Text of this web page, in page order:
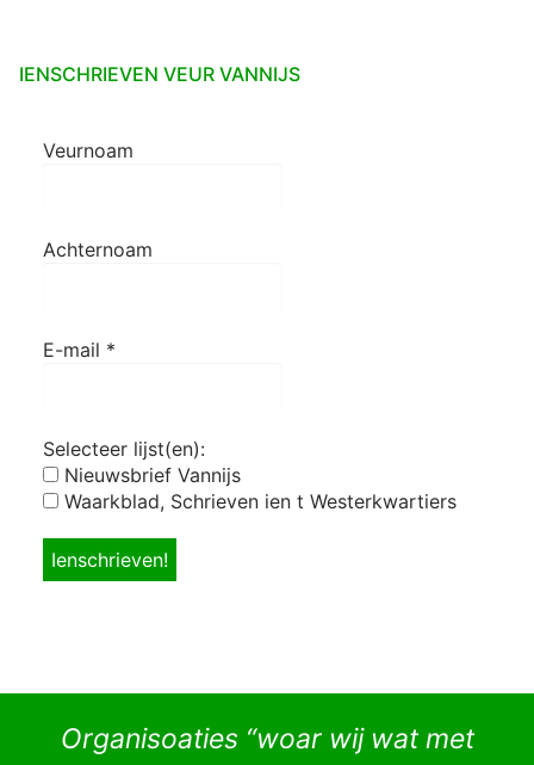
IENSCHRIEVEN VEUR VANNIJS
Veurnoam
Achternoam
E-mail *
Selecteer lijst(en):
Nieuwsbrief Vannijs
Waarkblad, Schrieven ien t Westerkwartiers
Organisoaties “woar wij wat met